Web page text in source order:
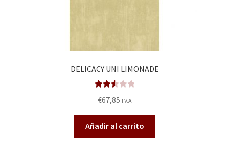
DELICACY UNI LIMONADE
do en
2.57
de 5
€67,85 I.V.A
Añadir al carrito